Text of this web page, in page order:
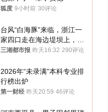
狐度 9小时前 30评论
台风“白海豚”来临，浙江一
家四口走在海边堤坝上，其
中9岁男孩被巨浪卷入海
三湘都市报 昨天16:32 290评论
2026年“未录满”本科专业排
行榜出炉
第一财经 昨天20:59 46评论